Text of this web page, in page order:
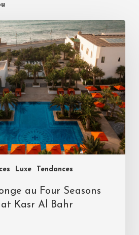
Luxe Tendances
au Four Seasons
Kasr Al Bahr